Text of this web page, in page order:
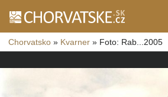
Chorvatsko » Kvarner » Foto: Rab...2005